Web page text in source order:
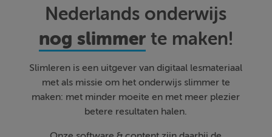
Nederlands onderwijs
nog slimmerte maken!
Slimleren is een uitgever van digitaal lesmateriaal
met als missie om het onderwijs slimmer te
maken: met minder moeite en met meer plezier
betere resultaten halen.